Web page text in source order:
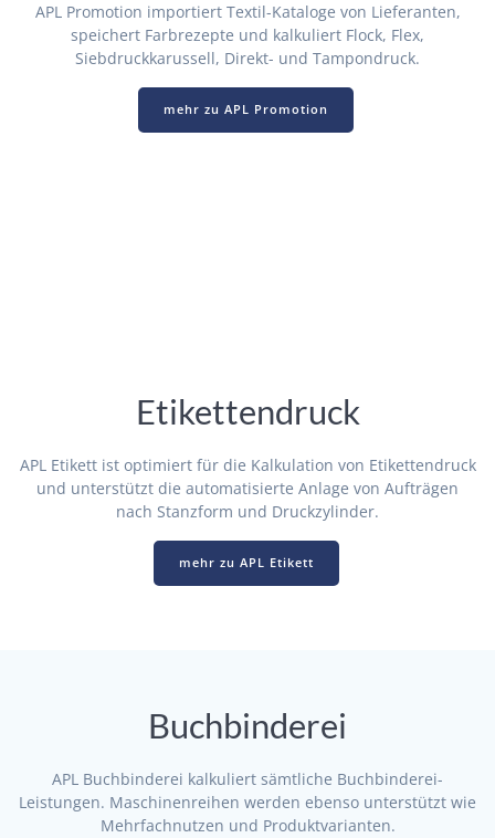
APL Promotion importiert Textil-Kataloge von Lieferanten,
speichert Farbrezepte und kalkuliert Flock, Flex,
Siebdruckkarussell, Direkt- und Tampondruck.
mehr zu APL Promotion
Etikettendruck
APL Etikett ist optimiert für die Kalkulation von Etikettendruck
und unterstützt die automatisierte Anlage von Aufträgen
nach Stanzform und Druckzylinder.
mehr zu APL Etikett
Buchbinderei
APL Buchbinderei kalkuliert sämtliche Buchbinderei-
Leistungen. Maschinenreihen werden ebenso unterstützt wie
Mehrfachnutzen und Produktvarianten.